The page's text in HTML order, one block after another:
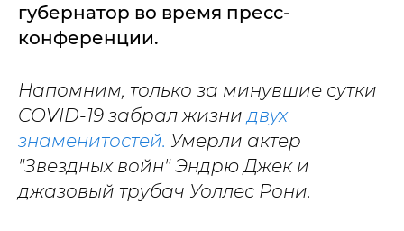
губернатор во время пресс-
конференции.
Напомним, только за минувшие сутки
COVID-19 забрал жизни двух
знаменитостей. Умерли актер
"Звездных войн" Эндрю Джек и
джазовый трубач Уоллес Рони.